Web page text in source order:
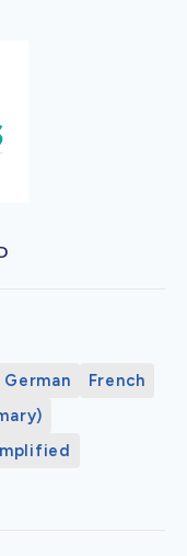
German
French